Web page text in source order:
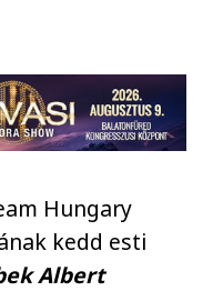
Hungary
kedd esti
Albert